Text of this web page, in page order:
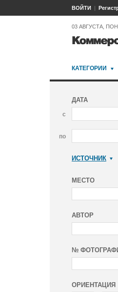
ВОЙТИ
03 АВГУСТА,
КАТЕГОРИИ
ДАТА
с
по
ИСТОЧНИК
МЕСТО
АВТОР
№
ОРИЕНТАЦИЯ